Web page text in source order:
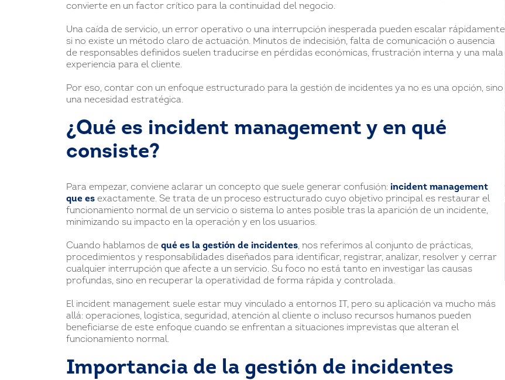
convierte en un factor crítico para la continuidad del negocio.
Una caída de servicio, un error operativo o una interrupción inesperada pueden escalar rápidamente
si no existe un método claro de actuación. Minutos de indecisión, falta de comunicación o ausencia
de responsables definidos suelen traducirse en pérdidas económicas, frustración interna y una mala
experiencia para el cliente.
Por eso, contar con un enfoque estructurado para la gestión de incidentes ya no es una opción, sino
una necesidad estratégica.
¿Qué es incident management y en qué
consiste?
Para empezar, conviene aclarar un concepto que suele generar confusión: incident management
que es exactamente. Se trata de un proceso estructurado cuyo objetivo principal es restaurar el
funcionamiento normal de un servicio o sistema lo antes posible tras la aparición de un incidente,
minimizando su impacto en la operación y en los usuarios.
Cuando hablamos de qué es la gestión de incidentes, nos referimos al conjunto de prácticas,
procedimientos y responsabilidades diseñados para identificar, registrar, analizar, resolver y cerrar
cualquier interrupción que afecte a un servicio. Su foco no está tanto en investigar las causas
profundas, sino en recuperar la operatividad de forma rápida y controlada.
El incident management suele estar muy vinculado a entornos IT, pero su aplicación va mucho más
allá: operaciones, logística, seguridad, atención al cliente o incluso recursos humanos pueden
beneficiarse de este enfoque cuando se enfrentan a situaciones imprevistas que alteran el
funcionamiento normal.
Importancia de la gestión de incidentes